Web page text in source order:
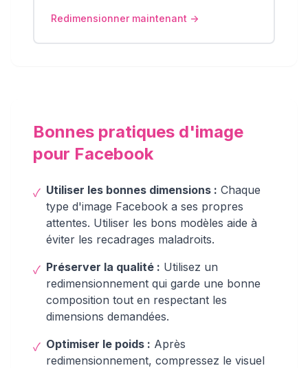
Redimensionner maintenant ->
Bonnes pratiques d'image
pour Facebook
✓ Utiliser les bonnes dimensions : Chaque
type d'image Facebook a ses propres
attentes. Utiliser les bons modèles aide à
éviter les recadrages maladroits.
✓ Préserver la qualité : Utilisez un
redimensionnement qui garde une bonne
composition tout en respectant les
dimensions demandées.
✓ Optimiser le poids : Après
redimensionnement, compressez le visuel